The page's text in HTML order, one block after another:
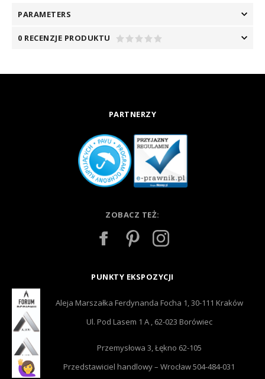
PARAMETERS
0 RECENZJE PRODUKTU
PARTNERZY
ZOBACZ TEŻ:
PUNKTY EKSPOZYCJI
Aleja Marszałka Ferdynanda Focha 1, 30-111 Kraków
Ul. Pod Lasem 1 A , 62-023 Borówiec
Przemysłowa 3, Łękno 62-105
Przedstawiciel handlowy – Wrocław 504-484-031